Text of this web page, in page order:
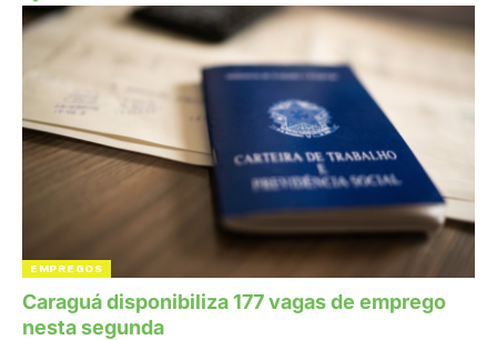
EMPREGOS
Caraguá disponibiliza 177 vagas de emprego
nesta segunda